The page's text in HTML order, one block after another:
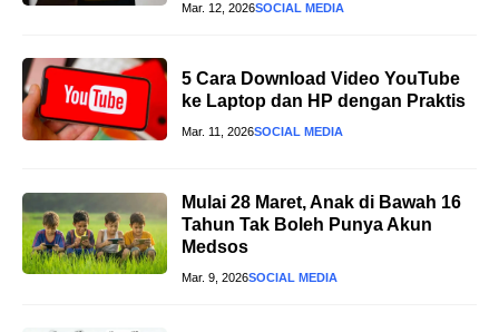
Mar. 12, 2026SOCIAL MEDIA
5 Cara Download Video YouTube
ke Laptop dan HP dengan Praktis
Mar. 11, 2026SOCIAL MEDIA
Mulai 28 Maret, Anak di Bawah 16
Tahun Tak Boleh Punya Akun
Medsos
Mar. 9, 2026SOCIAL MEDIA